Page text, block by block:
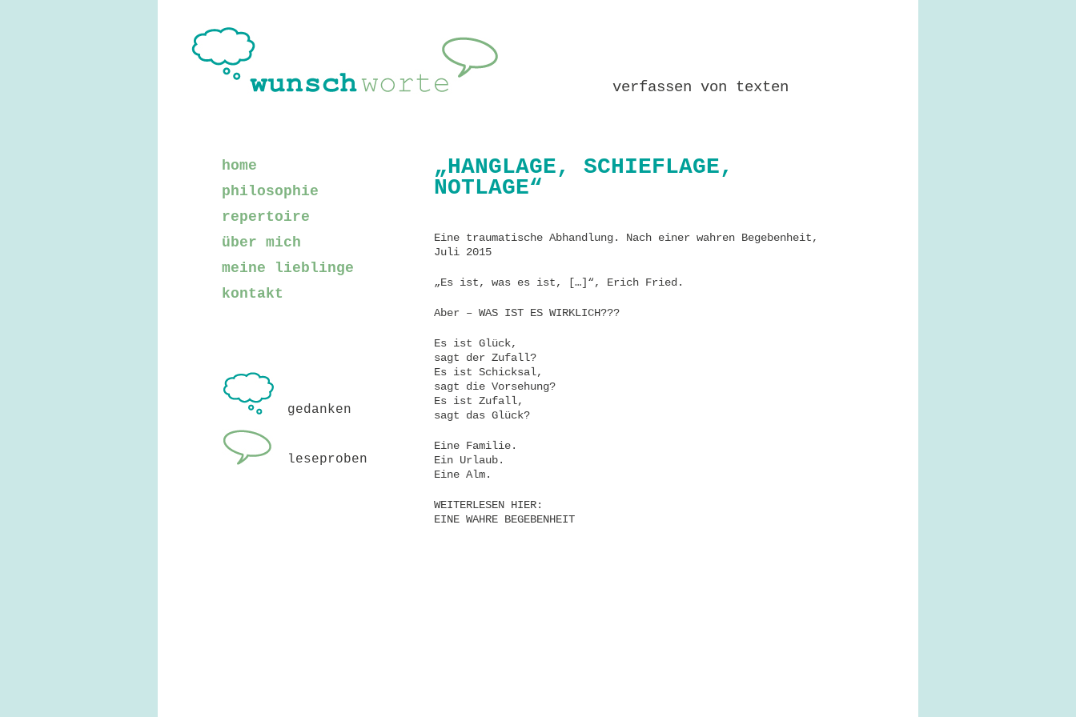
verfassen von texten
home
philosophie
repertoire
über mich
meine lieblinge
kontakt
gedanken
leseproben
„HANGLAGE, SCHIEFLAGE,
NOTLAGE“
Eine traumatische Abhandlung. Nach einer wahren Begebenheit,
Juli 2015
„Es ist, was es ist, […]“, Erich Fried.
Aber – WAS IST ES WIRKLICH???
Es ist Glück,
sagt der Zufall?
Es ist Schicksal,
sagt die Vorsehung?
Es ist Zufall,
sagt das Glück?
Eine Familie.
Ein Urlaub.
Eine Alm.
WEITERLESEN HIER:
EINE WAHRE BEGEBENHEIT